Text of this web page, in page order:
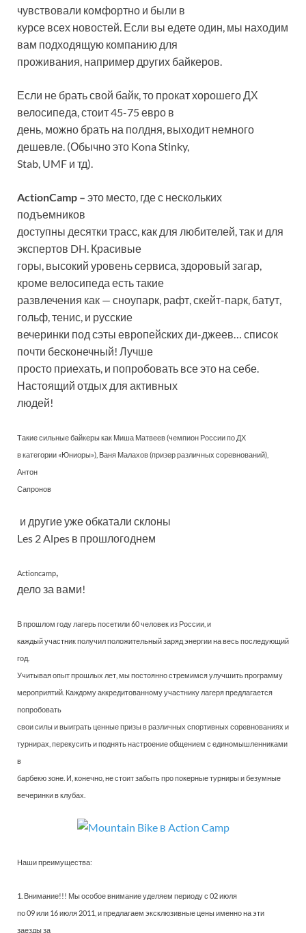
чувствовали комфортно и были в
курсе всех новостей. Если вы едете один, мы находим
вам подходящую компанию для
проживания, например других байкеров.
Если не брать свой байк, то прокат хорошего ДХ
велосипеда, стоит 45-75 евро в
день, можно брать на полдня, выходит немного
дешевле. (Обычно это Kona Stinky,
Stab, UMF и тд).
ActionCamp – это место, где с нескольких
подъемников
доступны десятки трасс, как для любителей, так и для
экспертов DH. Красивые
горы, высокий уровень сервиса, здоровый загар,
кроме велосипеда есть такие
развлечения как — сноупарк, рафт, скейт-парк, батут,
гольф, тенис, и русские
вечеринки под сэты европейских ди-джеев… список
почти бесконечный! Лучше
просто приехать, и попробовать все это на себе.
Настоящий отдых для активных
людей!
Такие сильные байкеры как Миша Матвеев (чемпион России по ДХ
в категории «Юниоры»), Ваня Малахов (призер различных соревнований),
Антон
Сапронов
и другие уже обкатали склоны
Les 2 Alpes в прошлогоднем
Actioncamp,
дело за вами!
В прошлом году лагерь посетили 60 человек из России, и
каждый участник получил положительный заряд энергии на весь последующий
год.
Учитывая опыт прошлых лет, мы постоянно стремимся улучшить программу
мероприятий. Каждому аккредитованному участнику лагеря предлагается
попробовать
свои силы и выиграть ценные призы в различных спортивных соревнованиях и
турнирах, перекусить и поднять настроение общением с единомышленниками
в
барбекю зоне. И, конечно, не стоит забыть про покерные турниры и безумные
вечеринки в клубах.
Наши преимущества:
1. Внимание!!! Мы особое внимание уделяем периоду с 02 июля
по 09 или 16 июля 2011, и предлагаем эксклюзивные цены именно на эти
заезды за